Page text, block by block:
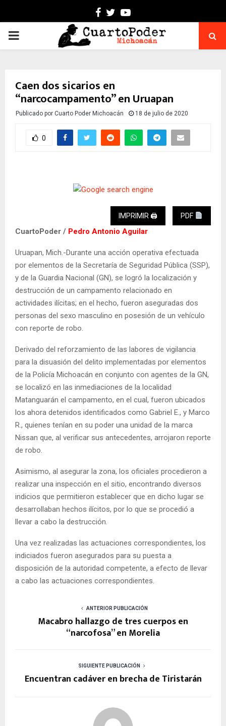
Facebook
TwitterYoutube
PRIMARY
Caen dos sicarios en
“narcocampamento” en Uruapan
Publicado por Cuarto Poder Michoacán 18 de julio de 2020
0
IMPRIMIR 🖨 PDF
CuartoPoder / Pedro Antonio Aguilar
Uruapan, Mich.-Durante una acción operativa efectuada
por elementos de la Secretaría de Seguridad Pública (SSP),
y de la Guardia Nacional (GN), se logró la localización y
destrucción de un campamento relacionado en
actividades ilícitas; en el hecho, fueron aseguradas dos
personas del sexo masculino en posesión de un vehículo
con reporte de robo.
Derivado del reforzamiento de las labores de vigilancia
para la disuasión del delito implementadas por elementos
de la Policía Michoacán en conjunto con agentes de la GN,
se localizó en las inmediaciones de la localidad
Matanguarán el campamento, en el cual, fueron ubicados
los ahora detenidos identificados como Gabriel E., y Marco
R., quienes tenían en su poder una unidad de la marca
Nissan que, al verificar sus antecedentes, arrojaron reporte
de robo.
Asimismo, al asegurar la zona, los oficiales procedieron a
realizar una inspección en el sitio, encontrando diversos
indicios que permitieron establecer que en dicho lugar se
desarrollaban hechos ilícitos, por lo que se procedió a
llevar a cabo la destrucción.
Una vez realizadas las actuaciones correspondientes, los
indiciados fueron asegurados para su puesta a
disposición de la autoridad competente, a efecto de llevar
a cabo las actuaciones correspondientes.
ANTERIOR PUBLICACIÓN
Macabro hallazgo de tres cuerpos en
“narcofosa” en Morelia
SIGUIENTE PUBLICACIÓN
Encuentran cadáver en brecha de Tiristarán